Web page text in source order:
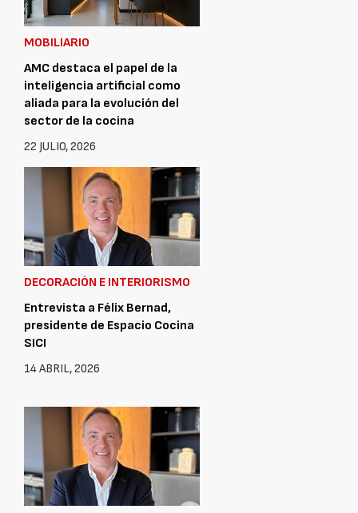
MOBILIARIO
AMC destaca el papel de la
inteligencia artificial como
aliada para la evolución del
sector de la cocina
22 JULIO, 2026
DECORACIÓN E INTERIORISMO
Entrevista a Félix Bernad,
presidente de Espacio Cocina
SICI
14 ABRIL, 2026